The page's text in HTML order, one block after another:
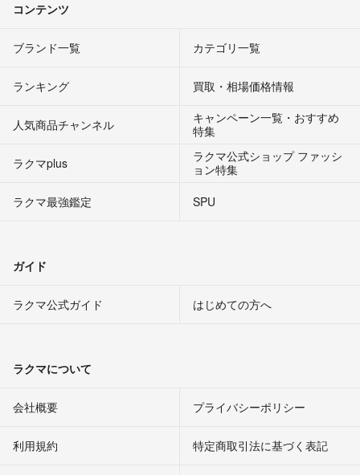
コンテンツ
ブランド一覧 カテゴリ一覧
ランキング 買取・相場価格情報
人気商品チャンネル
キャンペーン一覧・おすすめ
特集
ラクマplus
ラクマ公式ショップ ファッシ
ョン特集
ラクマ最強鑑定
SPU
ガイド
ラクマ公式ガイド はじめての方へ
ラクマについて
会社概要 プライバシーポリシー
利用規約 特定商取引法に基づく表記